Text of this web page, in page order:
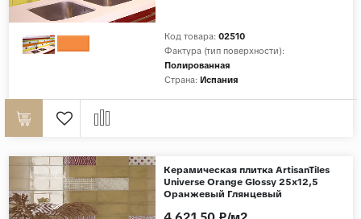
Код товара: 02510
Фактура (тип поверхности):
Полированная
Страна: Испания
Керамическая плитка ArtisanTiles
Universe Orange Glossy 25x12,5
Оранжевый Глянцевый